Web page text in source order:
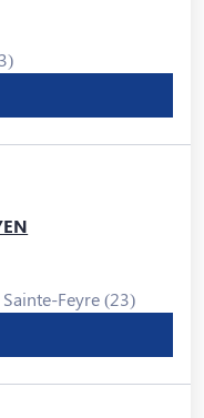
Sainte-Feyre (23)